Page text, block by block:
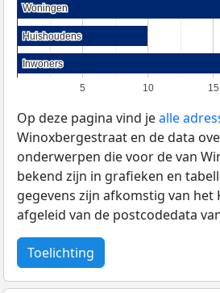
5 10 15
Woningen
Woningen
Huishoudens
Huishoudens
Inwoners
Inwoners
Op deze pagina vind jealle
Winoxbergestraat en de data
onderwerpen die voor de van
bekend zijn in grafieken en
gegevens zijn afkomstig van het
afgeleid van de postcodedata
Toelichting